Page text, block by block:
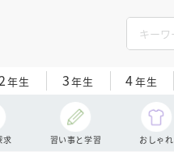
年生 3年生 4年生
求 習い事と学習 おしゃれ